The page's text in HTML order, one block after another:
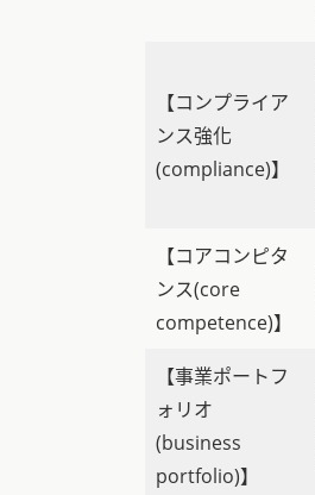
【コンプライア
ンス強化
(compliance)】
【コアコンピタ
ンス(core
competence)】
【事業ポートフ
ォリオ
(business
portfolio)】